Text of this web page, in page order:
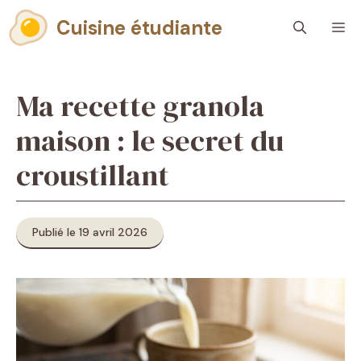
Aller
au
contenu
Cuisine étudiante
Ma recette granola
maison : le secret du
croustillant
Publié le 19 avril 2026